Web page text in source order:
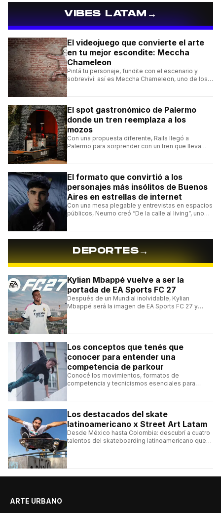
VIBES LATAM→
El videojuego que convierte el arte
en tu mejor escondite: Meccha
Chameleon
Pintá tu personaje, fundite con el escenario y
sobreviví: así es Meccha Chameleon, uno de los
El spot gastronómico de Palermo
donde un tren reemplaza a los
mozos
Con una propuesta diferente, Rails llegó a
Palermo para sorprender con un tren que lleva
El formato que convirtió a los
personajes más insólitos de Buenos
Aires en estrellas de internet
Con una mesa plegable y entrevistas en espacios
públicos, Neumo creó “De la calle al living”, uno
DEPORTES→
Kylian Mbappé vuelve a ser la
portada de EA Sports FC 27
Después de un Mundial inolvidable, Kylian
Mbappé será la imagen de EA Sports FC 27 y
Los conceptos que tenés que
conocer para entender una
competencia de parkour
Conocé los movimientos, formatos de
competencia y tecnicismos esenciales para
Los destacados del skate
latinoamericano x Street Art Latam
Desde México hasta Colombia: descubrí a cuatro
talentos del skateboarding latinoamericano que
ARTE URBANO